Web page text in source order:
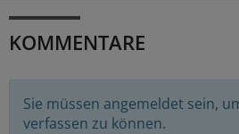
KOMMENTARE
Sie müssen angemeldet sein,
verfassen zu können.